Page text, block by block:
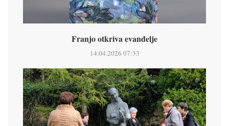
Franjo otkriva evanđelje
14.04.2026 07:33